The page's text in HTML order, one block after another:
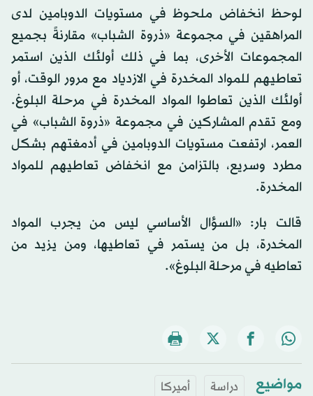
لوحظ انخفاض ملحوظ في مستويات الدوبامين لدى
المراهقين في مجموعة «ذروة الشباب» مقارنةً بجميع
المجموعات الأخرى، بما في ذلك أولئك الذين استمر
تعاطيهم للمواد المخدرة في الازدياد مع مرور الوقت، أو
أولئك الذين تعاطوا المواد المخدرة في مرحلة البلوغ.
ومع تقدم المشاركين في مجموعة «ذروة الشباب» في
العمر، ارتفعت مستويات الدوبامين في أدمغتهم بشكل
مطرد وسريع، بالتزامن مع انخفاض تعاطيهم للمواد
المخدرة.
قالت بار: «السؤال الأساسي ليس من يجرب المواد
المخدرة، بل من يستمر في تعاطيها، ومن يزيد من
تعاطيه في مرحلة البلوغ».
مواضيع دراسة أميركا